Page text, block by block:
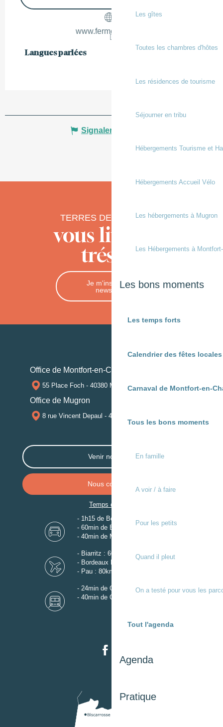
Les gîtes
Toutes les chambres d'hôtes
Les résidences de tourisme
Séjourner en tribu
Hébergements Tourisme et
Hébergements Accueil Vélo
Les hébergements à Mugron
Les Hébergements à
Les bons moments
Les temps forts
Calendrier des fêtes
Carnaval de Montfort-en-
Tous les bons moments
En famille
A voir / à faire
Pour les petits
Quand il pleut
On a testé pour vous les
Tout l'agenda
Agenda
Pratique
www.fermecoumet.fr
Langues parlées
Langues parlées
Signaler une erreur
TERRES DE CHALOSSE
vous livre ses
trésors
Je m'inscris à la
newsletter
Office de Montfort-en-Chalosse
55 Place Foch - 40380 MONTFORT-EN-CHALOSSE
Office de Mugron
8 rue Vincent Depaul - 40250 MUGRON
Venir nous voir
Nous contacter
Temps de trajet
- 1h15 de Bordeaux
- 60min de Biarritz
- 40min de Mont-de-Marsan
- Biarritz : 60km
- Bordeaux Mérignac : 110km
- Pau : 80km
- 24min de Gare de Dax
- 40min de Gare de Mont-de-Marsan